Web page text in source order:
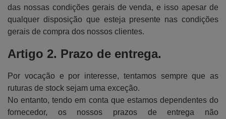
das nossas condições gerais de venda, e isso apesar de
qualquer disposição que esteja presente nas condições
gerais de compra dos nossos clientes.
Artigo 2. Prazo de entrega.
Por vocação e por interesse, tentamos sempre que as
ruturas de stock sejam uma exceção.
No entanto, tendo em conta que estamos dependentes do
fornecedor, os nossos prazos de entrega não